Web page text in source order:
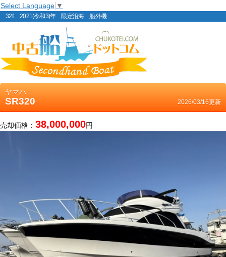
Select Language ▼
32ft 2021(令和3)年 限定沿海 船外機
ヤマハ
SR320 2026/03/16更新
売却価格： 38,000,000円